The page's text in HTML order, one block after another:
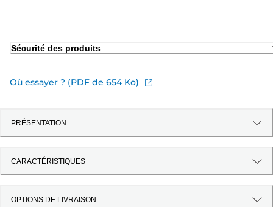
Sécurité des produits
Où essayer ? (PDF de 654 Ko)
PRÉSENTATION
CARACTÉRISTIQUES
OPTIONS DE LIVRAISON